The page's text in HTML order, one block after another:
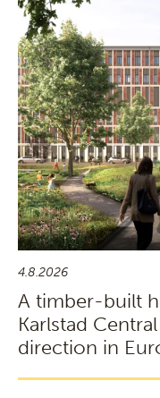
4.8.2026
A timber-built
Karlstad
direction in